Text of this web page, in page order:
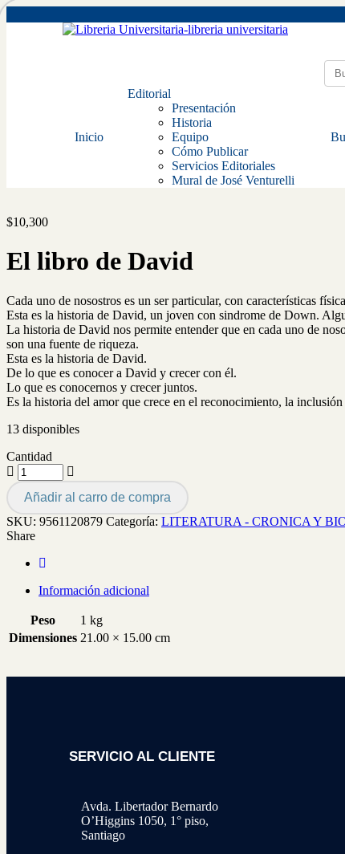
Inicio
Editorial
Presentación
Historia
Equipo
Cómo Publicar
Servicios Editoriales
Mural de José Venturelli
$10,300
El libro de David
Cada uno de nosostros es un ser particular, con características
Esta es la historia de David, un joven con sindrome de Down.
La historia de David nos permite entender que en cada uno de
son una fuente de riqueza.
Esta es la historia de David.
De lo que es conocer a David y crecer con él.
Lo que es conocernos y crecer juntos.
Es la historia del amor que crece en el reconocimiento, la
13 disponibles
Cantidad
Añadir al carro de compra
SKU: 9561120879 Categoría: LITERATURA - CRONICA Y
Share
Información adicional
Peso
1 kg
Dimensiones 21.00 × 15.00 cm
SERVICIO AL CLIENTE
Avda. Libertador Bernardo
O’Higgins 1050, 1° piso,
Santiago